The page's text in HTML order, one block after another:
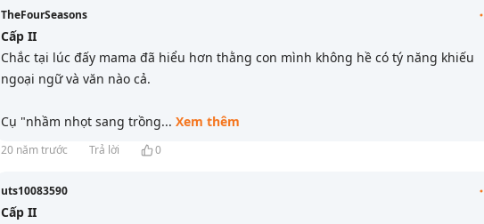
TheFourSeasons
Cấp II
Chắc tại lúc đấy mama đã hiểu hơn thằng con mình không hề có tý năng khiếu
ngoại ngữ và văn nào cả.
Cụ "nhầm nhọt sang trồng... Xem thêm
20 năm trước Trả lời 0
uts10083590
Cấp II